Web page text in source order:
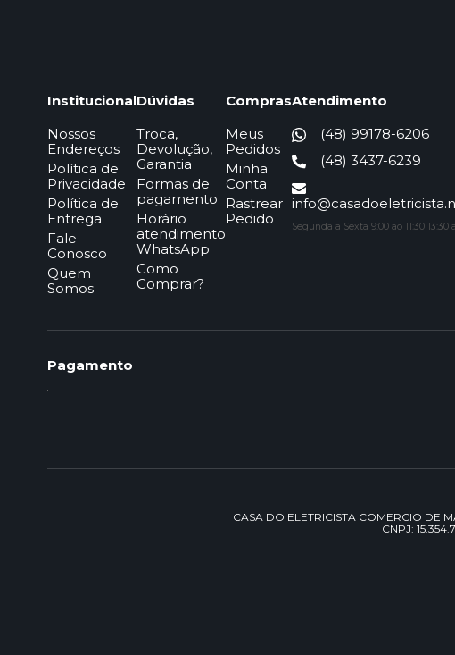
Institucional
Nossos
Endereços
Política de
Privacidade
Política de
Entrega
Fale
Conosco
Quem
Somos
Dúvidas
Troca,
Devolução,
Garantia
Formas de
pagamento
Horário
atendimento
WhatsApp
Como
Comprar?
Compras
Meus
Pedidos
Minha
Conta
Rastrear
Pedido
Atendimento
(48) 99178-6206
(48) 3437-6239
Segunda a Sexta 9:00 ao 11:30 13:30
Pagamento
CASA DO ELETRICISTA COMERCIO DE
CNPJ: